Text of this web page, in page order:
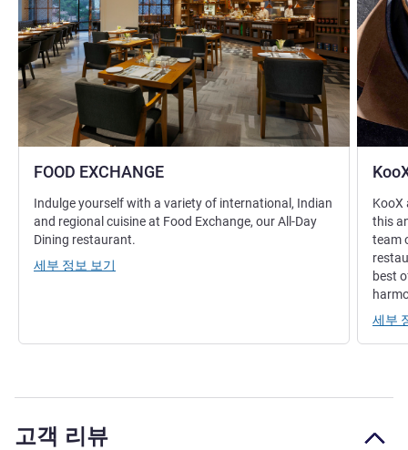
FOOD EXCHANGE
Indulge yourself with a variety of international, Indian
and regional cuisine at Food Exchange, our All-Day
Dining restaurant.
세부 정보 보기
KooX
this
team
best
세부
고객 리뷰